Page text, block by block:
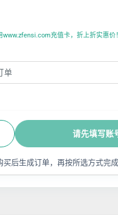
www.zfensi.com充值卡，折上折实惠价！
请先填写账
买后生成订单，再按所选方式完成